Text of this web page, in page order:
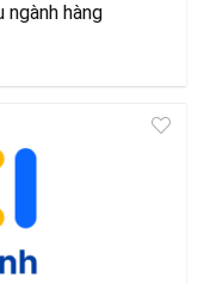
ngành hàng